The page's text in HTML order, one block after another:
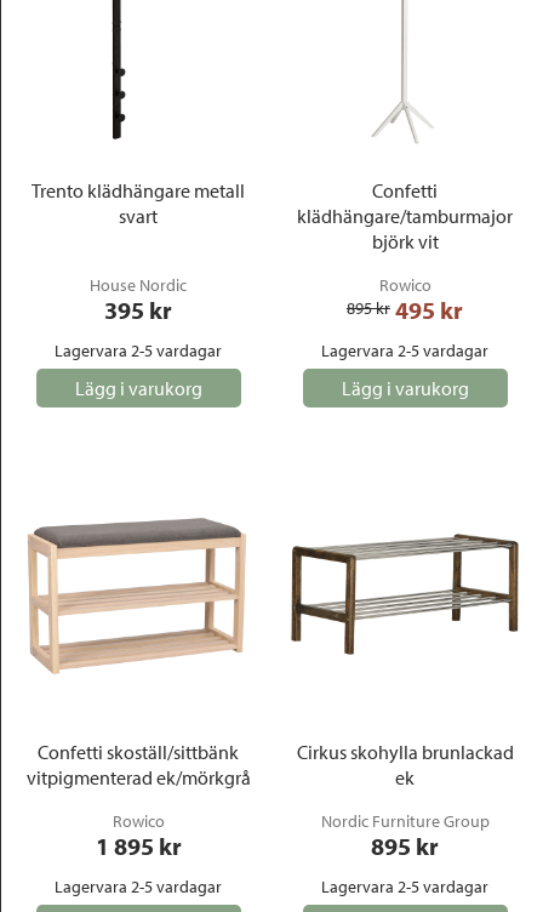
Trento klädhängare metall
svart
House Nordic
395 kr
Lagervara 2-5 vardagar
Lägg i varukorg
Confetti
klädhängare/tamburmajor
björk vit
Rowico
895 kr 495 kr
Lagervara 2-5 vardagar
Lägg i varukorg
Confetti skoställ/sittbänk
vitpigmenterad ek/mörkgrå
Rowico
1 895 kr
Lagervara 2-5 vardagar
Cirkus skohylla brunlackad
ek
Nordic Furniture Group
895 kr
Lagervara 2-5 vardagar